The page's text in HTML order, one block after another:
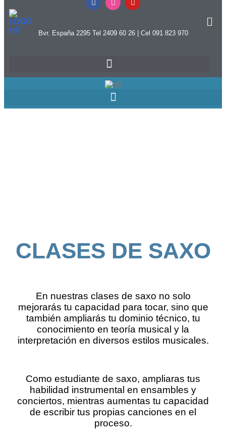
Bvr. España 2295 Tel 2409 60 26 | Cel 091 823 970
CLASES DE SAXO
En nuestras clases de saxo no solo
mejorarás tu capacidad para tocar, sino que
también ampliarás tu dominio técnico, tu
conocimiento en teoría musical y la
interpretación en diversos estilos musicales.
Como estudiante de saxo, ampliaras tus
habilidad instrumental en ensambles y
conciertos, mientras aumentas tu capacidad
de escribir tus propias canciones en el
proceso.